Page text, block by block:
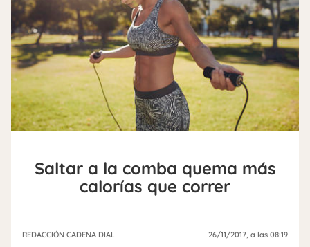
Saltar a la comba quema más
calorías que correr
REDACCIÓN CADENA DIAL 26/11/2017 , a las 08:19